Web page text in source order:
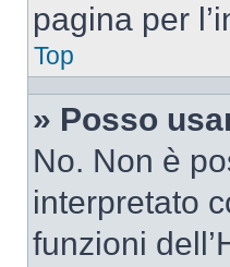
pagina per
Top
» Posso
No. Non è
interpretato
funzioni